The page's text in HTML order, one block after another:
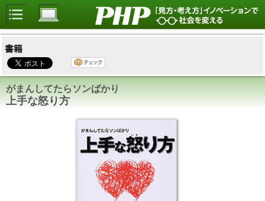
書籍
がまんしてたらソンばかり
上手な怒り方